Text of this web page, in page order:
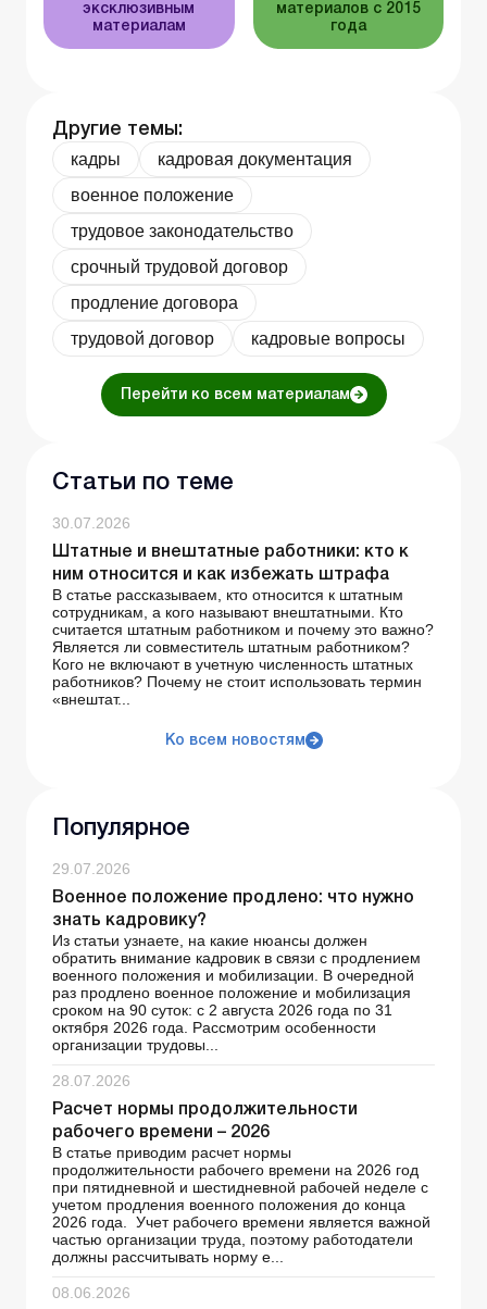
эксклюзивным
материалам
материалов с 2015
года
Другие темы:
кадры
кадровая документация
военное положение
трудовое законодательство
срочный трудовой договор
продление договора
трудовой договор
кадровые вопросы
Перейти ко всем материалам
Статьи по теме
30.07.2026
Штатные и внештатные работники: кто к
ним относится и как избежать штрафа
В статье рассказываем, кто относится к штатным
сотрудникам, а кого называют внештатными. Кто
считается штатным работником и почему это важно?
Является ли совместитель штатным работником?
Кого не включают в учетную численность штатных
работников? Почему не стоит использовать термин
«внештат...
Ко всем новостям
Популярное
29.07.2026
Военное положение продлено: что нужно
знать кадровику?
Из статьи узнаете, на какие нюансы должен
обратить внимание кадровик в связи с продлением
военного положения и мобилизации. В очередной
раз продлено военное положение и мобилизация
сроком на 90 суток: с 2 августа 2026 года по 31
октября 2026 года. Рассмотрим особенности
организации трудовы...
28.07.2026
Расчет нормы продолжительности
рабочего времени – 2026
В статье приводим расчет нормы
продолжительности рабочего времени на 2026 год
при пятидневной и шестидневной рабочей неделе с
учетом продления военного положения до конца
2026 года. Учет рабочего времени является важной
частью организации труда, поэтому работодатели
должны рассчитывать норму е...
08.06.2026